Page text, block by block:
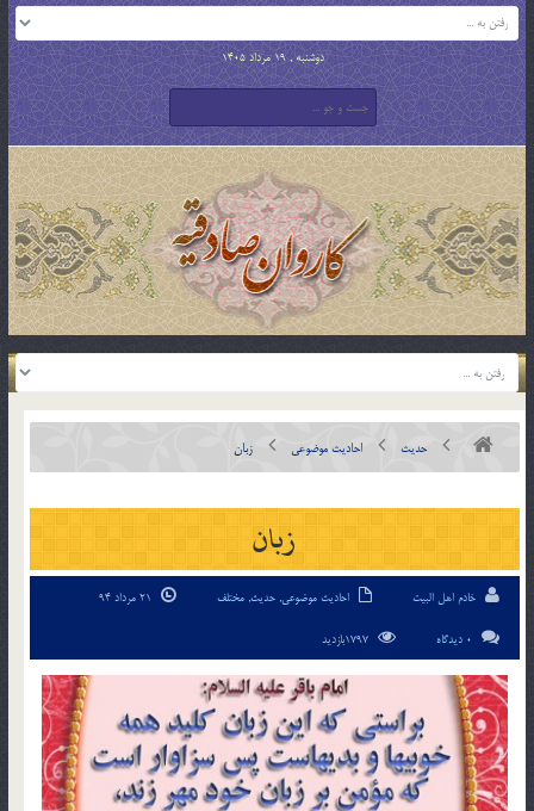
دوشنبه , 19 مرداد 1405
حدیث احادیث موضوعی زبان
زبان
خادم اهل البیت احادیث موضوعی, حدیث, مختلف
0 دیدگاه